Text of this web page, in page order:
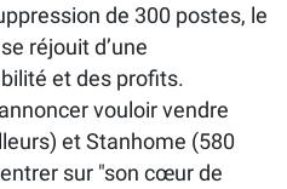
de 300 postes, le
réjouit d’une
et des profits.
vouloir vendre
et Stanhome (580
sur "son cœur de